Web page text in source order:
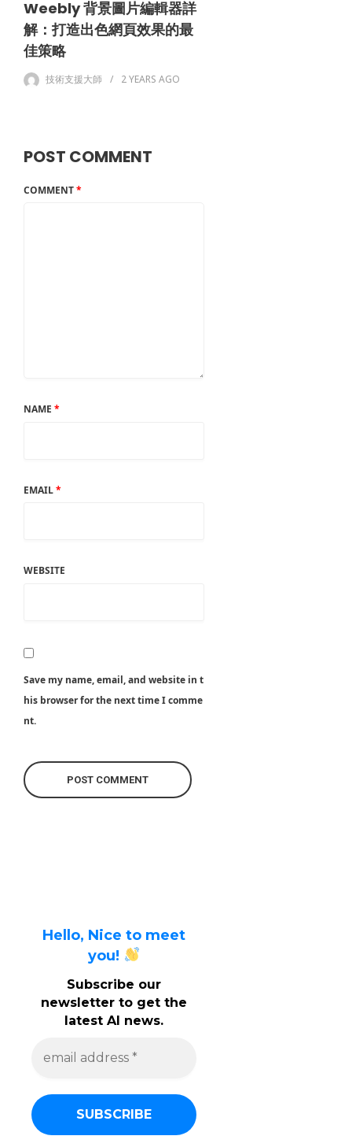
Weebly 背景圖片編輯器詳
解：打造出色網頁效果的最
佳策略
技術支援大師 2 YEARS AGO
POST COMMENT
COMMENT*
NAME *
EMAIL*
WEBSITE
Save my name, email, and website in t
his browser for the next time I comme
nt.
Hello, Nice to meet
you!
Subscribe our
newsletter to get the
latest AI news.
a
d